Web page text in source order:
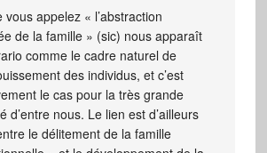
vous appelez « l’abstraction
de la famille » (sic) nous apparaît
comme le cadre naturel de
des individus, et c’est
le cas pour la très grande
d’entre nous. Le lien est d’ailleurs
le délitement de la famille